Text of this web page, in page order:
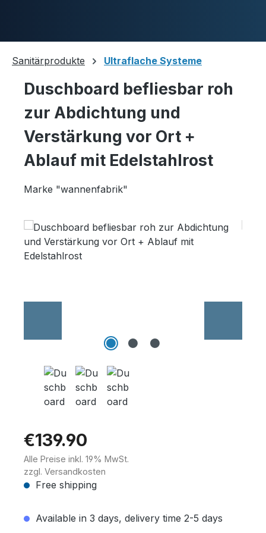
Duschwannen
Ablaufgarnituren
Sanitärkeramik
Sanitärprodukte Ultraflache Systeme
Duschboard befliesbar roh
zur Abdichtung und
Verstärkung vor Ort +
Ablauf mit Edelstahlrost
Marke "wannenfabrik"
Skip image gallery
€139.90
Alle Preise inkl. 19% MwSt.
zzgl. Versandkosten
Free shipping
Available in 3 days, delivery time 2-5 days